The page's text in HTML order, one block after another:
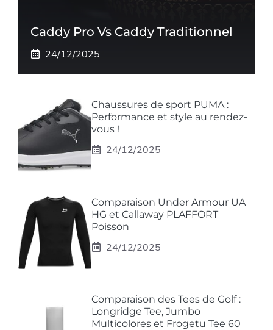
Caddy Pro Vs Caddy Traditionnel
24/12/2025
Chaussures de sport PUMA :
Performance et style au rendez-
vous !
24/12/2025
Comparaison Under Armour UA
HG et Callaway PLAFFORT
Poisson
24/12/2025
Comparaison des Tees de Golf :
Longridge Tee, Jumbo
Multicolores et Frogetu Tee 60